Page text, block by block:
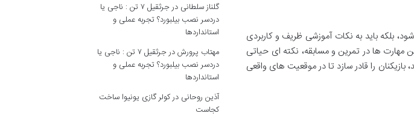
بلکه باید به نکات آموزشی ظریف و کاربردی
مهارت ها در تمرین و مسابقه، نکته ای حیاتی
را قادر سازد تا در موقعیت های واقعی
گلناز سلطانی در
جرثقیل ۷ تن : ناجی یا
دردسر نصب بیلبورد؟ تجربه عملی و
استانداردها
مهتاب پرورشدر
جرثقیل ۷ تن : ناجی یا
دردسر نصب بیلبورد؟ تجربه عملی و
استانداردها
آذین روحانی درکولر گازی یونیوا ساخت
کجاست